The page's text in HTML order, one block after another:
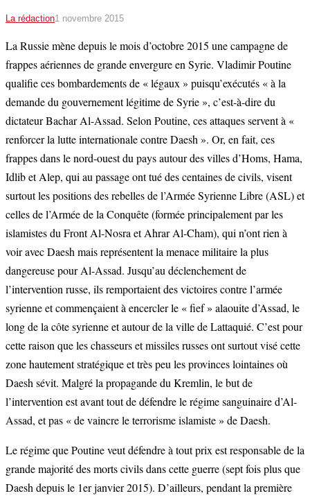
La rédaction1 novembre 2015
La Russie mène depuis le mois d’octobre 2015 une campagne de
frappes aériennes de grande envergure en Syrie. Vladimir Poutine
qualifie ces bombardements de « légaux » puisqu’exécutés « à la
demande du gouvernement légitime de Syrie », c’est-à-dire du
dictateur Bachar Al-Assad. Selon Poutine, ces attaques servent à «
renforcer la lutte internationale contre Daesh ». Or, en fait, ces
frappes dans le nord-ouest du pays autour des villes d’Homs, Hama,
Idlib et Alep, qui au passage ont tué des centaines de civils, visent
surtout les positions des rebelles de l’Armée Syrienne Libre (ASL) et
celles de l’Armée de la Conquête (formée principalement par les
islamistes du Front Al-Nosra et Ahrar Al-Cham), qui n’ont rien à
voir avec Daesh mais représentent la menace militaire la plus
dangereuse pour Al-Assad. Jusqu’au déclenchement de
l’intervention russe, ils remportaient des victoires contre l’armée
syrienne et commençaient à encercler le « fief » alaouite d’Assad, le
long de la côte syrienne et autour de la ville de Lattaquié. C’est pour
cette raison que les chasseurs et missiles russes ont surtout visé cette
zone hautement stratégique et très peu les provinces lointaines où
Daesh sévit. Malgré la propagande du Kremlin, le but de
l’intervention est avant tout de défendre le régime sanguinaire d’Al-
Assad, et pas « de vaincre le terrorisme islamiste » de Daesh.
Le régime que Poutine veut défendre à tout prix est responsable de la
grande majorité des morts civils dans cette guerre (sept fois plus que
Daesh depuis le 1er janvier 2015). D’ailleurs, pendant la première